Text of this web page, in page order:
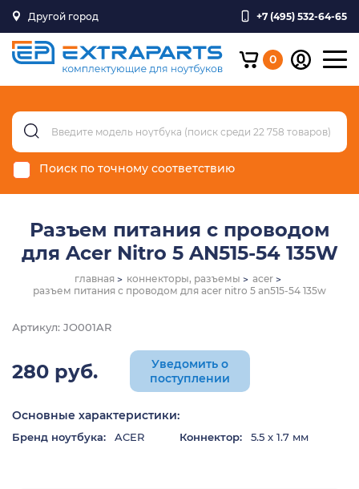
Другой город +7 (495) 532-64-65
0
Поиск по точному соответствию
Разъем питания с проводом
для Acer Nitro 5 AN515-54 135W
главная коннекторы, разъемы
acer
разъем питания с проводом для acer nitro 5 an515-54 135w
Артикул: JO001AR
280 руб.
Уведомить о
поступлении
Основные характеристики:
Бренд ноутбука: ACER Коннектор: 5.5 x 1.7 мм